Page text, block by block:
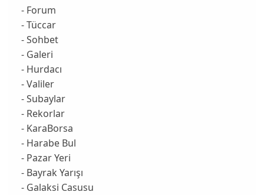
- Forum
- Tüccar
- Sohbet
- Galeri
- Hurdacı
- Valiler
- Subaylar
- Rekorlar
- KaraBorsa
- Harabe Bul
- Pazar Yeri
- Bayrak Yarışı
- Galaksi Casusu